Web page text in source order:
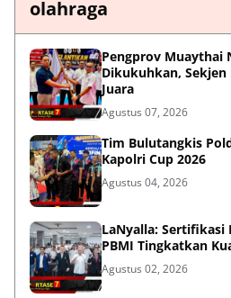
olahraga
Pengprov Muaythai
Dikukuhkan, Sekjen
Juara
Agustus 07, 2026
Tim Bulutangkis
Kapolri Cup 2026
Agustus 04, 2026
LaNyalla: Sertifikasi
PBMI Tingkatkan
Agustus 02, 2026